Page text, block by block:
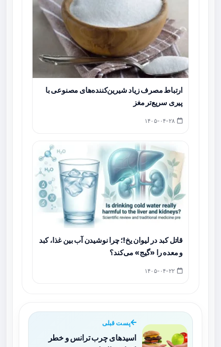
ارتباط مصرف زیاد شیرین‌کننده‌های مصنوعی با
پیری سریع‌تر مغز
قاتل کبد در لیوان یخ!؛ چرا نوشیدن آب بین غذا، کبد
و معده را «گیج» می‌کند؟
پست قبلی
اسیدهای چرب ترانس و خطر